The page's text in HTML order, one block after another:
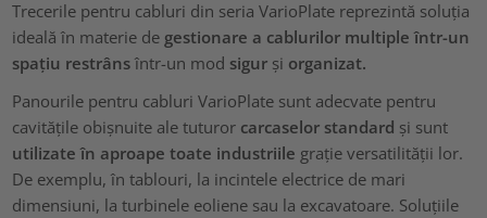
Trecerile pentru cabluri din seria VarioPlate reprezintă soluția
ideală în materie de gestionare a cablurilor multiple într-un
spațiu restrâns într-un mod sigur și organizat.
Panourile pentru cabluri VarioPlate sunt adecvate pentru
cavitățile obișnuite ale tuturor carcaselor standard și sunt
utilizate în aproape toate industriile grație versatilității lor.
De exemplu, în tablouri, la incintele electrice de mari
dimensiuni, la turbinele eoliene sau la excavatoare. Soluțiile